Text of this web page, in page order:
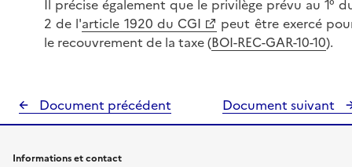
Il précise également que le privilège prévu au 1°
2 de l'article 1920 du CGI
peut être exercé
le recouvrement de la taxe (BOI-REC-GAR-10-10).
Document précédent Document suivant
Informations et contact